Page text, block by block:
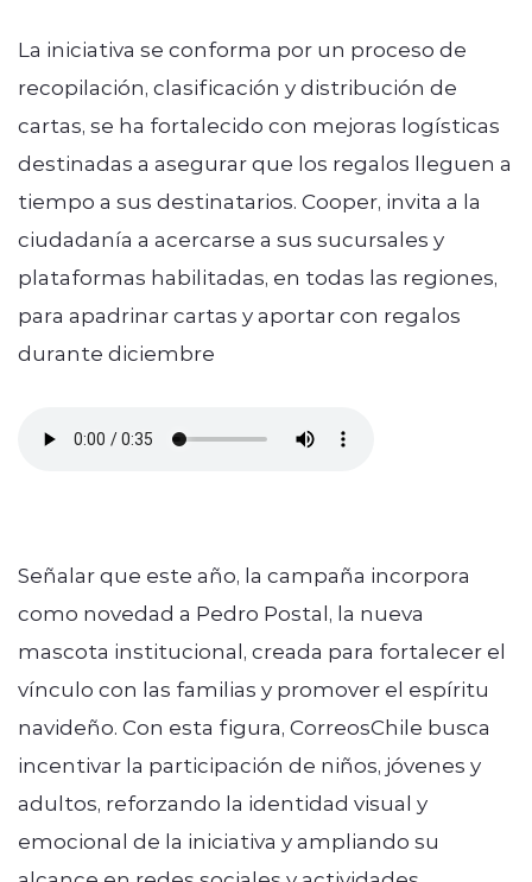
La iniciativa se conforma por un proceso de
recopilación, clasificación y distribución de
cartas, se ha fortalecido con mejoras logísticas
destinadas a asegurar que los regalos lleguen a
tiempo a sus destinatarios. Cooper, invita a la
ciudadanía a acercarse a sus sucursales y
plataformas habilitadas, en todas las regiones,
para apadrinar cartas y aportar con regalos
durante diciembre
Señalar que este año, la campaña incorpora
como novedad a Pedro Postal, la nueva
mascota institucional, creada para fortalecer el
vínculo con las familias y promover el espíritu
navideño. Con esta figura, CorreosChile busca
incentivar la participación de niños, jóvenes y
adultos, reforzando la identidad visual y
emocional de la iniciativa y ampliando su